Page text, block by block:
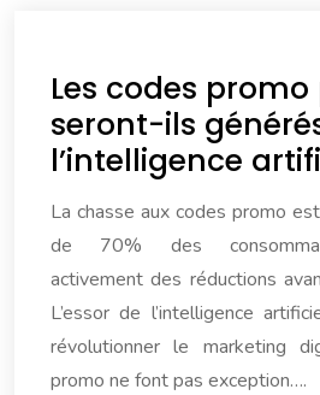
Les codes
seront-ils
l’intelligence
La chasse aux codes promo
de 70% des
activement des réductions
L’essor de l’intelligence
révolutionner le marketing
promo ne font pas exception….